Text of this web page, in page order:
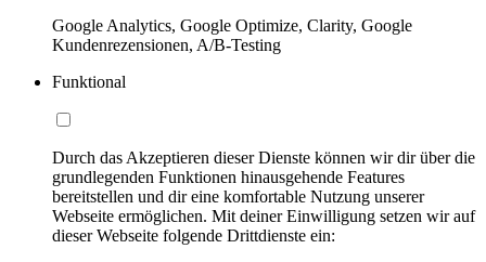
Google Analytics, Google Optimize, Clarity, Google
Kundenrezensionen, A/B-Testing
Funktional
Durch das Akzeptieren dieser Dienste können wir dir über die
grundlegenden Funktionen hinausgehende Features
bereitstellen und dir eine komfortable Nutzung unserer
Webseite ermöglichen. Mit deiner Einwilligung setzen wir auf
dieser Webseite folgende Drittdienste ein: